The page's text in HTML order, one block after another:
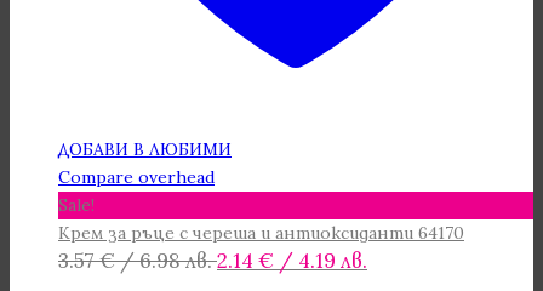
ДОБАВИ В ЛЮБИМИ
Compare overhead
Sale!
Крем за ръце с череша и антиоксиданти 64170
3.57€/ 6.98 лв.Original
2.14 € / 4.19 лв.